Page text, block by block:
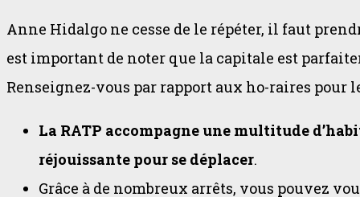
Anne Hidalgo ne cesse de le répéter, il faut
est important de noter que la capitale est
Renseignez-vous par rapport aux ho-raires pour
La RATP accompagne une multitude
réjouissante pour se déplacer.
Grâce à de nombreux arrêts, vous pouvez